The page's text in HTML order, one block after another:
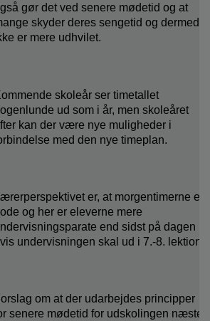
gør det ved senere mødetid og at
skyder deres sengetid og dermed
er mere udhvilet.
skoleår ser timetallet
ud som i år, men skoleåret
kan der være nye muligheder i
med den nye timeplan.
er, at morgentimerne er
og her er eleverne mere
end sidst på dagen
undervisningen skal ud i 7.-8. lektion.
om at der udarbejdes principper
senere mødetid for udskolingen næste